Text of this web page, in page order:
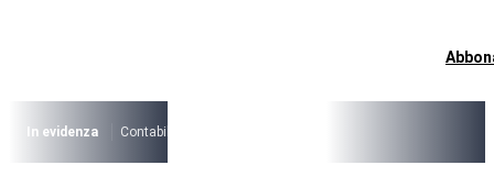
I più cercati
In evidenza Contabilità Accrual
Lorem ipsum dolor sit amet consectetur